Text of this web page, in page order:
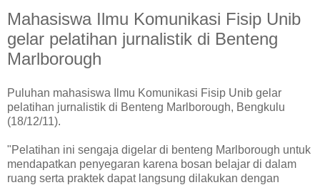
Mahasiswa Ilmu Komunikasi Fisip Unib
gelar pelatihan jurnalistik di Benteng
Marlborough
Puluhan mahasiswa Ilmu Komunikasi Fisip Unib gelar
pelatihan jurnalistik di Benteng Marlborough, Bengkulu
(18/12/11).
"Pelatihan ini sengaja digelar di benteng Marlborough untuk
mendapatkan penyegaran karena bosan belajar di dalam
ruang serta praktek dapat langsung dilakukan dengan